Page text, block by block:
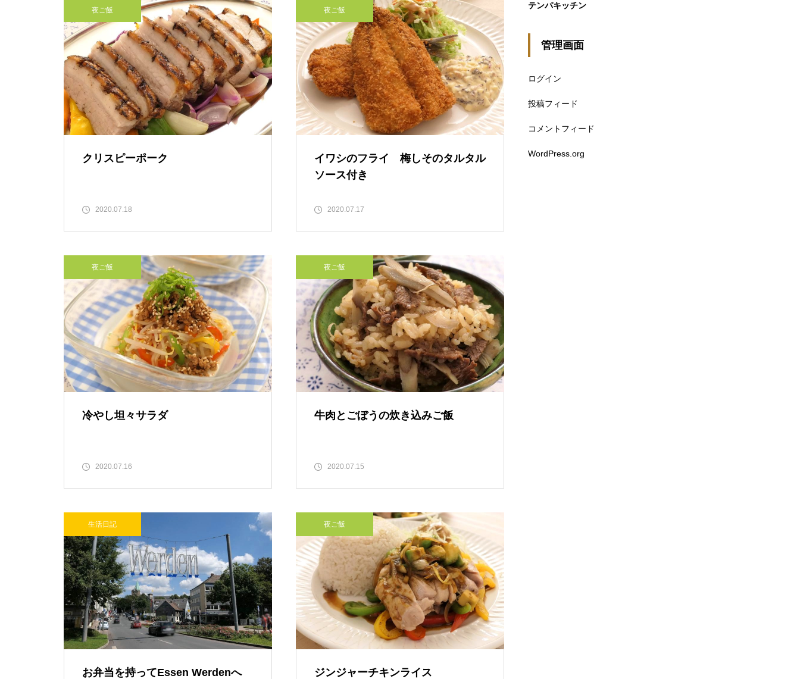
夜ご飯
クリスピーポーク
2020.07.18
夜ご飯
イワシのフライ 梅しそのタルタル
ソース付き
2020.07.17
夜ご飯
冷やし坦々サラダ
2020.07.16
夜ご飯
牛肉とごぼうの炊き込みご飯
2020.07.15
生活日記
お弁当を持ってEssen Werdenへ
夜ご飯
ジンジャーチキンライス
テンパキッチン
管理画面
ログイン
投稿フィード
コメントフィード
WordPress.org